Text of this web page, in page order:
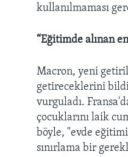
kullanılmaması
“Eğitimde alınan
Macron, yeni
getireceklerini
vurguladı.
çocuklarını laik
böyle, "evde
sınırlama bir